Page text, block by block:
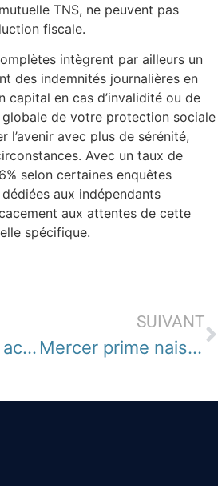
TNS, ne peuvent pas
fiscale.
intègrent par ailleurs un
des indemnités journalières en
capital en cas d’invalidité ou de
de votre protection sociale
l’avenir avec plus de sérénité,
Avec un taux de
selon certaines enquêtes
aux indépendants
aux attentes de cette
spécifique.
Conventions et accords d’entreprise : Où trouver le code d’organisme de rattachement facilement ?
SUIVANT
Mercer prime naissance : découvrez cette aide financière précieuse pour les jeunes parents